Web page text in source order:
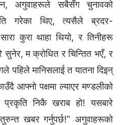
अगुवाहरूले सबैसँग चुनावको
गरेका थिए, त्यसैले ब्रदर-
कुरा थाहा थियो, र तिनीहरू
सुनेर, म क्रोधित र चिन्तित भएँ, र
पहिले मानिसलाई त यातना दिइन्
आफ्नो पक्षमा ल्याएर मण्डलीको
प्रकृति निकै खराब हो! यसबारे
खबर गर्नुपर्छ!” अगुवाहरूको